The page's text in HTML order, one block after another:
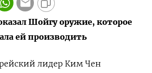
Шойгу оружие, которое
ей производить
лидер Ким Чен